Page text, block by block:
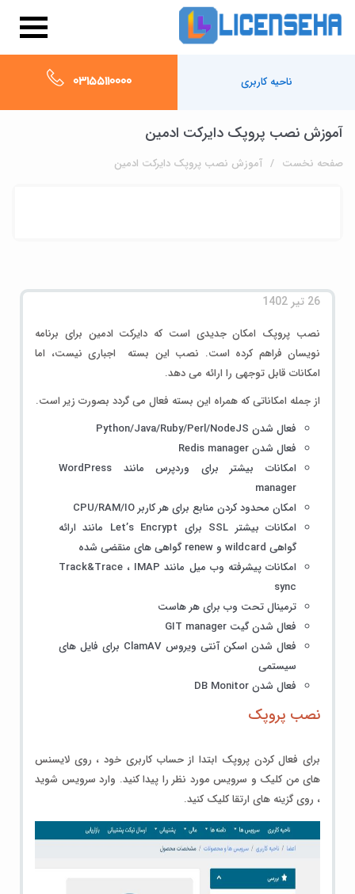
ناحیه کاربری 03155110000
آموزش نصب پروپک دایرکت ادمین
صفحه نخست آموزش نصب پروپک دایرکت ادمین
26 تیر 1402
نصب پروپک امکان جدیدی است که دایرکت ادمین برای برنامه
نویسان فراهم کرده است. نصب این بسته اجباری نیست، اما
امکانات قابل توجهی را ارائه می دهد.
از جمله امکاناتی که همراه این بسته فعال می گردد بصورت زیر است.
فعال شدن Python/Java/Ruby/Perl/NodeJS
فعال شدن Redis manager
امکانات بیشتر برای وردپرس مانند WordPress
manager
امکان محدود کردن منابع برای هر کاربر CPU/RAM/IO
امکانات بیشتر SSL برای Let’s Encrypt مانند ارائه
گواهی wildcard و renew گواهی های منقضی شده
امکانات پیشرفته وب میل مانند Track&Trace ، IMAP
sync
ترمینال تحت وب برای هر هاست
فعال شدن گیت GIT manager
فعال شدن اسکن آنتی ویروس ClamAV برای فایل های
سیستمی
فعال شدن DB Monitor
نصب پروپک
برای فعال کردن پروپک ابتدا از حساب کاربری خود ، روی لایسنس
های من کلیک و سرویس مورد نظر را پیدا کنید. وارد سرویس شوید
، روی گزینه های ارتقاکلیک کنید.